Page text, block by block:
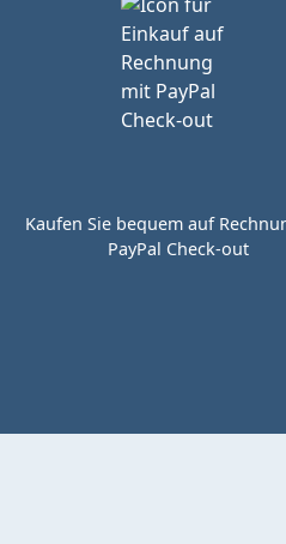
Kaufen Sie bequem auf
PayPal Check-out